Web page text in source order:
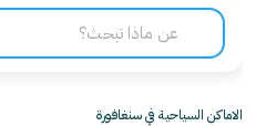
الاماكن السياحية في سنغافورة